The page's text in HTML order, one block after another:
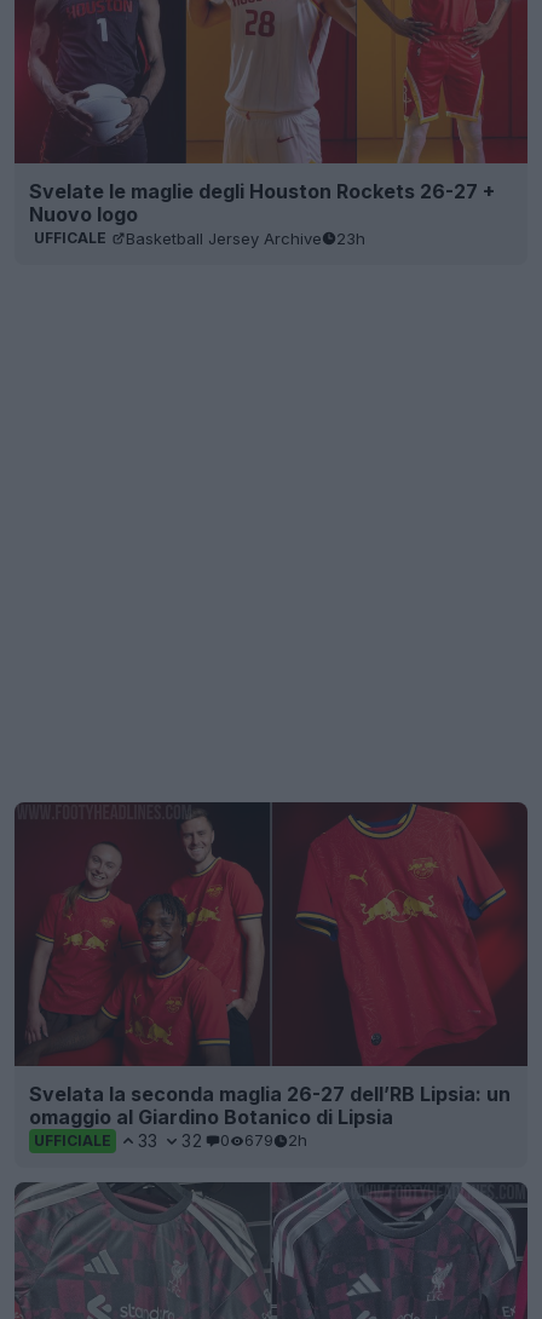
Svelate le maglie degli Houston Rockets 26-27 +
Nuovo logo
UFFICALE Basketball Jersey Archive 23h
Svelata la seconda maglia 26-27 dell’RB Lipsia: un
omaggio al Giardino Botanico di Lipsia
UFFICIALE 33 32 0 679 2h